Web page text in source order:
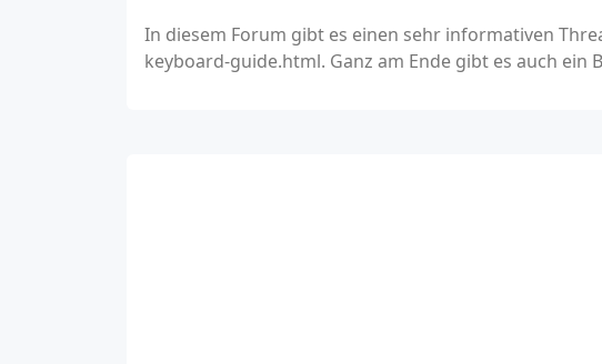
In diesem Forum gibt es einen sehr informativen
keyboard-guide.html. Ganz am Ende gibt es auch ein